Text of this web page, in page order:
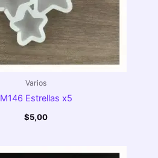
Varios
M146 Estrellas x5
$5,00